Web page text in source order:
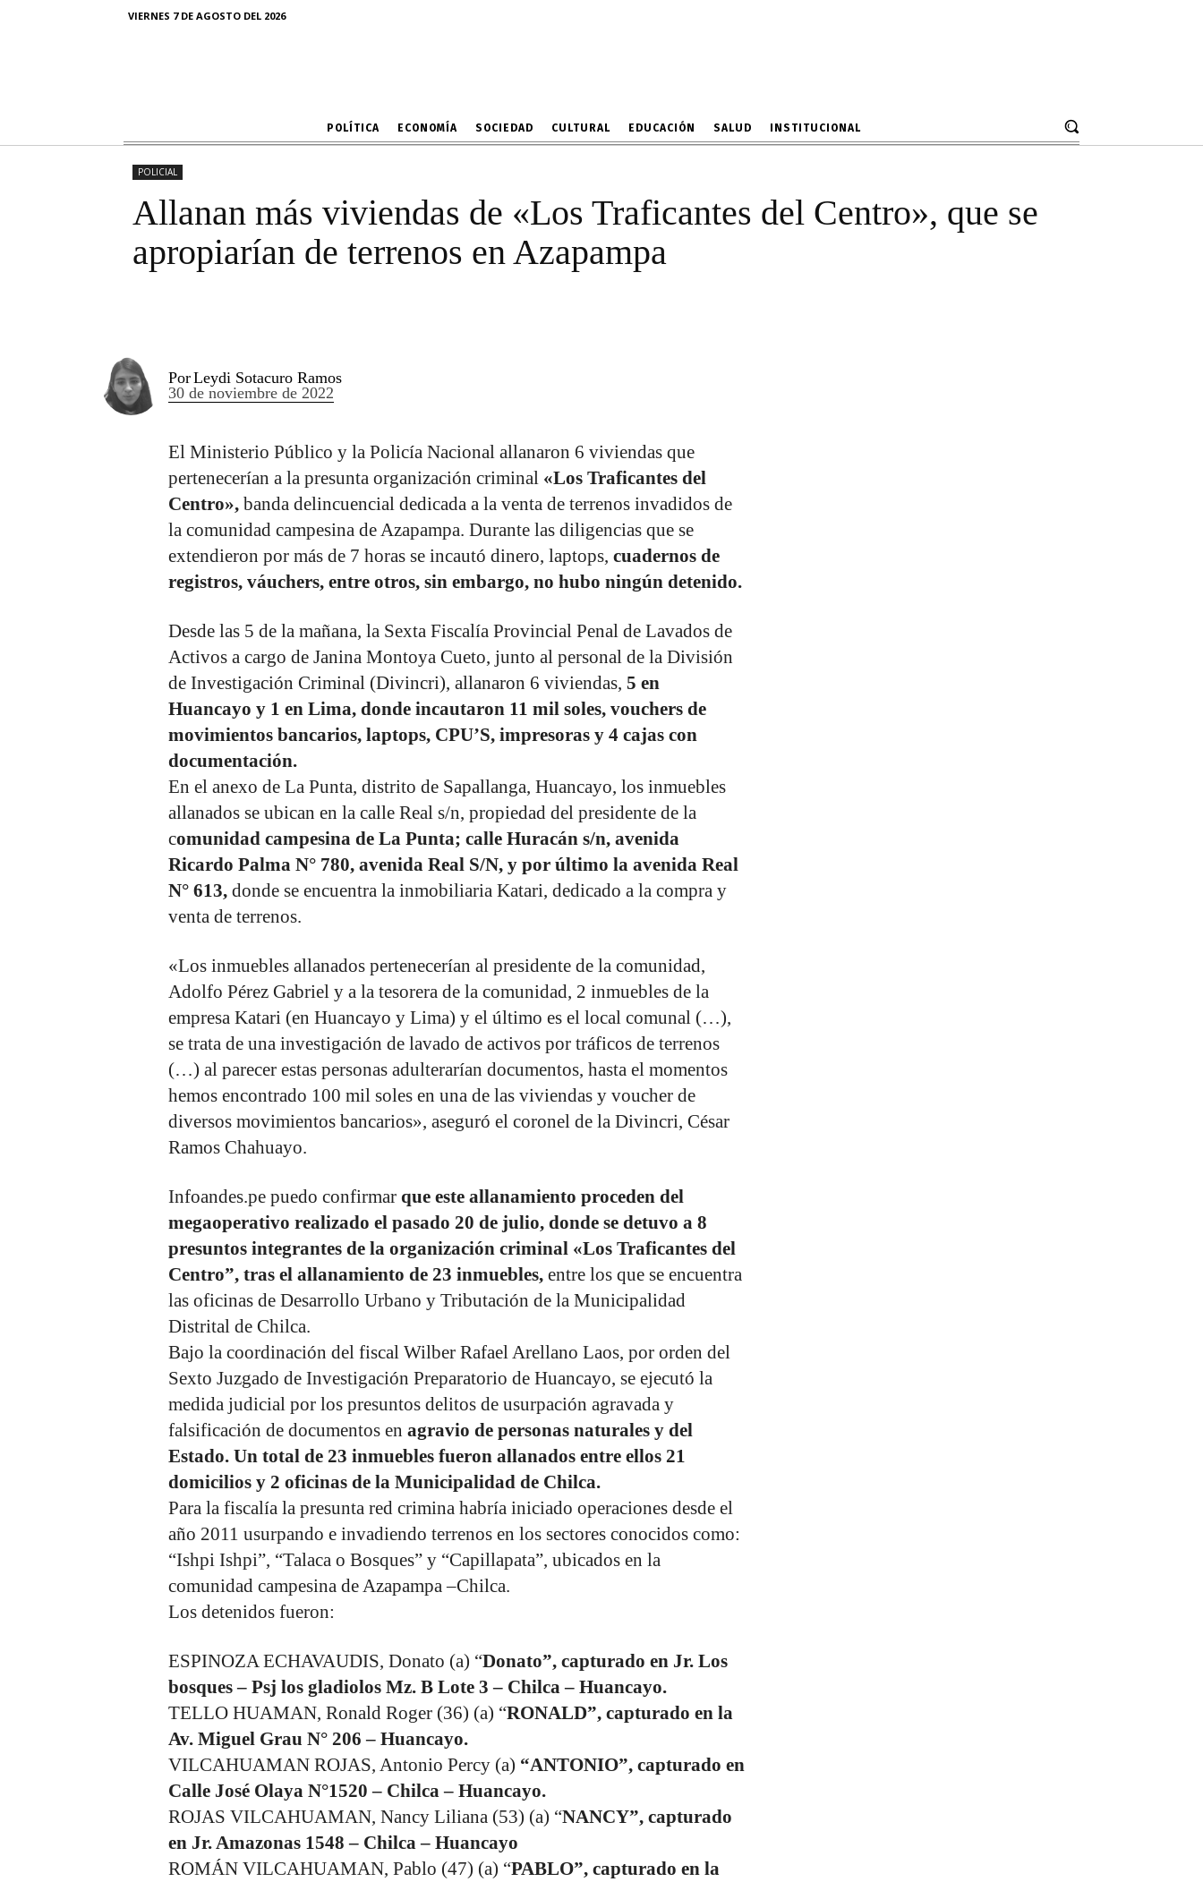
VIERNES 7 DE AGOSTO DEL 2026
POLÍTICA ECONOMÍA SOCIEDAD CULTURAL EDUCACIÓN SALUD INSTITUCIONAL
Centro», que se apropiarían de terrenos en
POLICIAL
Allanan más viviendas de «Los Traficantes del Centro», que se
apropiarían de terrenos en Azapampa
PorLeydi Sotacuro Ramos
30 de noviembre de 2022
El Ministerio Público y la Policía Nacional allanaron 6 viviendas que
pertenecerían a la presunta organización criminal «Los Traficantes del
Centro», banda delincuencial dedicada a la venta de terrenos invadidos de
la comunidad campesina de Azapampa. Durante las diligencias que se
extendieron por más de 7 horas se incautó dinero, laptops, cuadernos de
registros, váuchers, entre otros, sin embargo, no hubo ningún detenido.
Desde las 5 de la mañana, la Sexta Fiscalía Provincial Penal de Lavados de
Activos a cargo de Janina Montoya Cueto, junto al personal de la División
de Investigación Criminal (Divincri), allanaron 6 viviendas, 5 en
Huancayo y 1 en Lima, donde incautaron 11 mil soles, vouchers de
movimientos bancarios, laptops, CPU’S, impresoras y 4 cajas con
documentación.
En el anexo de La Punta, distrito de Sapallanga, Huancayo, los inmuebles
allanados se ubican en la calle Real s/n, propiedad del presidente de la
comunidad campesina de La Punta; calle Huracán s/n, avenida
Ricardo Palma N° 780, avenida Real S/N, y por último la avenida Real
N° 613, donde se encuentra la inmobiliaria Katari, dedicado a la compra y
venta de terrenos.
«Los inmuebles allanados pertenecerían al presidente de la comunidad,
Adolfo Pérez Gabriel y a la tesorera de la comunidad, 2 inmuebles de la
empresa Katari (en Huancayo y Lima) y el último es el local comunal (…),
se trata de una investigación de lavado de activos por tráficos de terrenos
(…) al parecer estas personas adulterarían documentos, hasta el momentos
hemos encontrado 100 mil soles en una de las viviendas y voucher de
diversos movimientos bancarios», aseguró el coronel de la Divincri, César
Ramos Chahuayo.
Infoandes.pe puedo confirmar que este allanamiento proceden del
megaoperativo realizado el pasado 20 de julio, donde se detuvo a 8
presuntos integrantes de la organización criminal «Los Traficantes del
Centro”, tras el allanamiento de 23 inmuebles, entre los que se encuentra
las oficinas de Desarrollo Urbano y Tributación de la Municipalidad
Distrital de Chilca.
Bajo la coordinación del fiscal Wilber Rafael Arellano Laos, por orden del
Sexto Juzgado de Investigación Preparatorio de Huancayo, se ejecutó la
medida judicial por los presuntos delitos de usurpación agravada y
falsificación de documentos en agravio de personas naturales y del
Estado. Un total de 23 inmuebles fueron allanados entre ellos 21
domicilios y 2 oficinas de la Municipalidad de Chilca.
Para la fiscalía la presunta red crimina habría iniciado operaciones desde el
año 2011 usurpando e invadiendo terrenos en los sectores conocidos como:
“Ishpi Ishpi”, “Talaca o Bosques” y “Capillapata”, ubicados en la
comunidad campesina de Azapampa –Chilca.
Los detenidos fueron:
ESPINOZA ECHAVAUDIS, Donato (a) “Donato”, capturado en Jr. Los
bosques – Psj los gladiolos Mz. B Lote 3 – Chilca – Huancayo.
TELLO HUAMAN, Ronald Roger (36) (a) “RONALD”, capturado en la
Av. Miguel Grau N° 206 – Huancayo.
VILCAHUAMAN ROJAS, Antonio Percy (a) “ANTONIO”, capturado en
Calle José Olaya N°1520 – Chilca – Huancayo.
ROJAS VILCAHUAMAN, Nancy Liliana (53) (a) “NANCY”, capturado
en Jr. Amazonas 1548 – Chilca – Huancayo
ROMÁN VILCAHUAMAN, Pablo (47) (a) “PABLO”, capturado en la